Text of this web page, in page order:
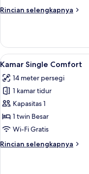
Rincian selengkapnya
Rincian
Kamar
Double
Comfort
Lihat
semua
foto
untuk
Kamar
Single
Comfort
1
Kamar Single Comfort
14 meter persegi
1 kamar tidur
Kapasitas 1
1 twin Besar
Wi-Fi Gratis
Rincian selengkapnya
Rincian